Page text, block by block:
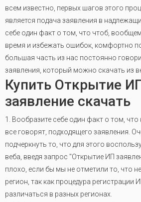
всем известно, первых шагов этого
является подача заявления в
себе один факт о том, что чтоб,
время и избежать ошибок, комфортно
большая часть из нас постоянно
заявления, который можно скачать из
Купить Открытие
заявление скачать
1. Вообразите себе один факт о том, что
все говорят, подходящего заявления.
подчеркнуть то, что для этого
веба, введя запрос "Открытие ИП
плохо, если бы мы не отметили то, что
регион, так как процедура регистрации
различаться в разных регионах.